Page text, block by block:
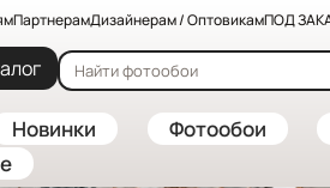
ПартнерамДизайнерам / ОптовикамПОД
Новинки Фотообои
фотообои на заказ — купить в